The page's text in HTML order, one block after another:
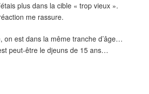
plus dans la cible « trop vieux ».
me rassure.
on est dans la même tranche d’âge…
peut-être le djeuns de 15 ans…